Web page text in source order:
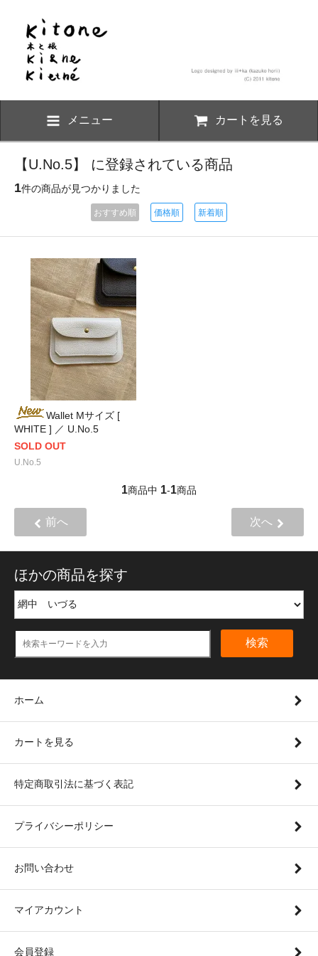
メニュー カートを見る
【U.No.5】 に登録されている商品
1件の商品が見つかりました
おすすめ順 価格順 新着順
Wallet Mサイズ [
WHITE ] ／ U.No.5
SOLD OUT
U.No.5
1商品中 1-1商品
前へ 次へ
ほかの商品を探す
検索
ホーム
カートを見る
特定商取引法に基づく表記
プライバシーポリシー
お問い合わせ
マイアカウント
会員登録